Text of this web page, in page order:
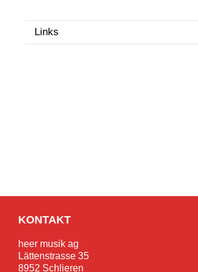
Links
KONTAKT
heer musik ag
Lättenstrasse 35
8952 Schlieren